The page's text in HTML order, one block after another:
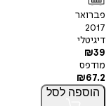
פברואר
2017
דיגיטלי
₪39
מודפס
₪67.2
הוספה לסל